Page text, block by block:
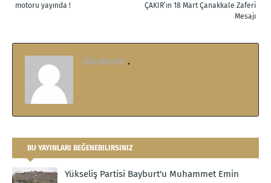
ÇAKIR’ın 18 Mart Çanakkale Zaferi
Mesajı
motoru yayında !
Gönderen .
BU YAYINLARI BEĞENEBILIRSINIZ
Yükseliş Partisi Bayburt'u Muhammet Emin